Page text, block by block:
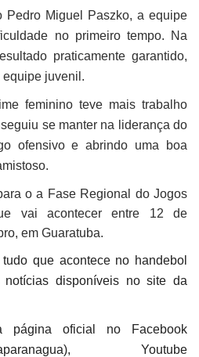
Pedro Miguel Paszko, a equipe
no primeiro tempo. Na
praticamente garantido,
equipe juvenil.
feminino teve mais trabalho
se manter na liderança do
ofensivo e abrindo uma boa
o a Fase Regional do Jogos
vai acontecer entre 12 de
em Guaratuba.
que acontece no handebol
notícias disponíveis no site da
página oficial no Facebook
ahpaparanagua), Youtube